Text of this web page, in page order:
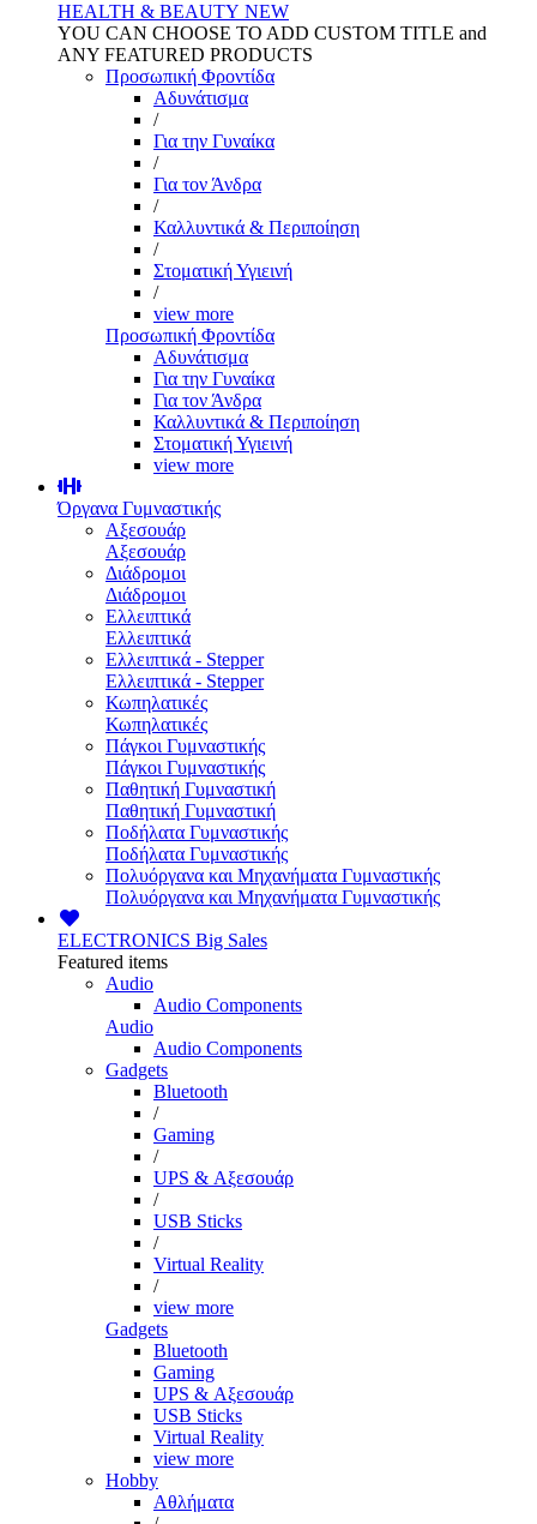
HEALTH & BEAUTY NEW
YOU CAN CHOOSE TO ADD CUSTOM TITLE and
ANY FEATURED PRODUCTS
Προσωπική Φροντίδα
Αδυνάτισμα
/
Για την Γυναίκα
/
Για τον Άνδρα
/
Καλλυντικά & Περιποίηση
/
Στοματική Υγιεινή
/
view more
Προσωπική Φροντίδα
Αδυνάτισμα
Για την Γυναίκα
Για τον Άνδρα
Καλλυντικά & Περιποίηση
Στοματική Υγιεινή
view more
Όργανα Γυμναστικής
Αξεσουάρ
Αξεσουάρ
Διάδρομοι
Διάδρομοι
Ελλειπτικά
Ελλειπτικά
Ελλειπτικά - Stepper
Ελλειπτικά - Stepper
Κωπηλατικές
Κωπηλατικές
Πάγκοι Γυμναστικής
Πάγκοι Γυμναστικής
Παθητική Γυμναστική
Παθητική Γυμναστική
Ποδήλατα Γυμναστικής
Ποδήλατα Γυμναστικής
Πολυόργανα και Μηχανήματα Γυμναστικής
Πολυόργανα και Μηχανήματα Γυμναστικής
ELECTRONICS Big Sales
Featured items
Audio
Audio Components
Audio
Audio Components
Gadgets
Bluetooth
/
Gaming
/
UPS & Αξεσουάρ
/
USB Sticks
/
Virtual Reality
/
view more
Gadgets
Bluetooth
Gaming
UPS & Αξεσουάρ
USB Sticks
Virtual Reality
view more
Hobby
Αθλήματα